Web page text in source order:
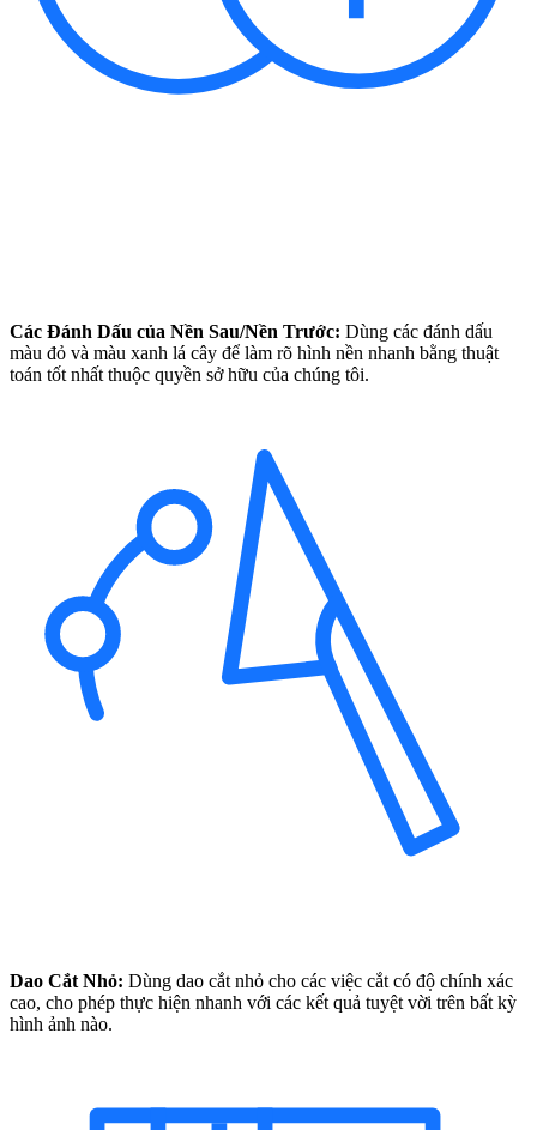
Các Đánh Dấu của Nền Sau/Nền Trước: Dùng các đánh dấu
màu đỏ và màu xanh lá cây để làm rõ hình nền nhanh bằng thuật
toán tốt nhất thuộc quyền sở hữu của chúng tôi.
Dao Cắt Nhỏ: Dùng dao cắt nhỏ cho các việc cắt có độ chính xác
cao, cho phép thực hiện nhanh với các kết quả tuyệt vời trên bất kỳ
hình ảnh nào.